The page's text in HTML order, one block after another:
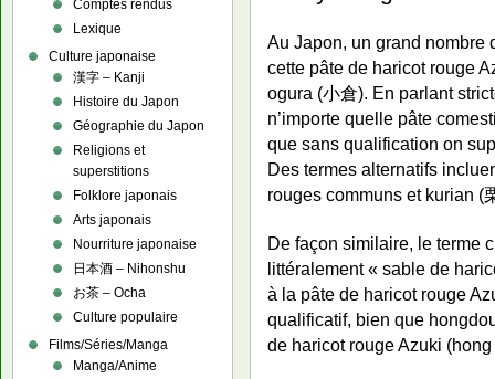
Au Japon, un grand nombre
cette pâte de haricot rouge
ogura (小倉). En parlant
n’importe quelle pâte
que sans qualification on
Des termes alternatifs
rouges communs et kurian (
De façon similaire, le terme
littéralement « sable de
à la pâte de haricot rouge
qualificatif, bien que
de haricot rouge Azuki
Comptes rendus
Lexique
Culture japonaise
漢字 – Kanji
Histoire du Japon
Géographie du Japon
Religions et
superstitions
Folklore japonais
Arts japonais
Nourriture japonaise
日本酒 – Nihonshu
お茶 – Ocha
Culture populaire
Films/Séries/Manga
Manga/Anime